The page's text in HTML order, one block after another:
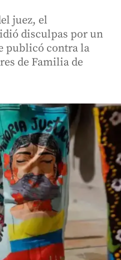
juez, el
disculpas por un
publicó contra la
de Familia de